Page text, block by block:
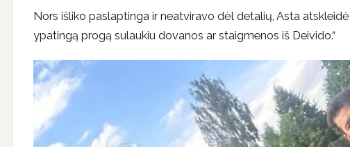
Nors išliko paslaptinga ir neatviravo dėl detalių, Asta
ypatingą progą sulaukiu dovanos ar staigmenos iš Deivido.“